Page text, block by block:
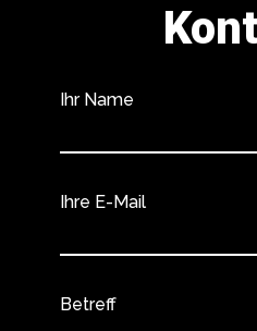
Ihr Name
Ihre E-Mail
Betreff